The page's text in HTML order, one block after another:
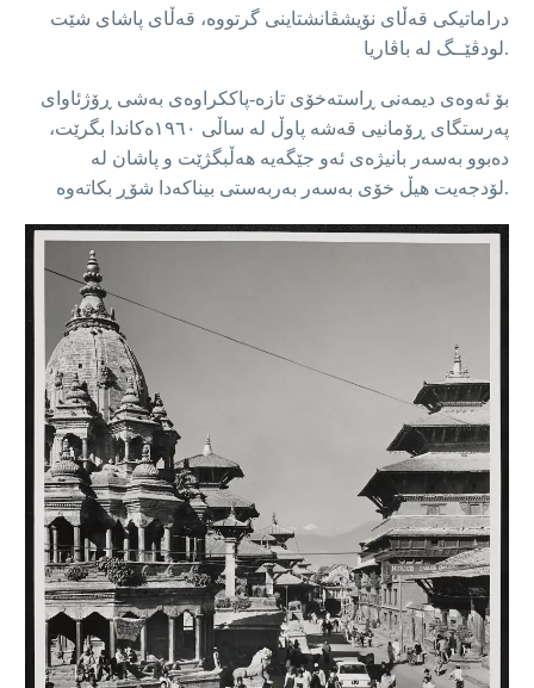
دراماتیکی قەڵای نۆیشڤانشتاینی گرتووە، قەڵای پاشای شێت
لودڤێــگ لە باڤاریا.
بۆ ئەوەی دیمەنی ڕاستەخۆی تازە-پاککراوەی بەشی ڕۆژئاوای
پەرستگای ڕۆمانیی قەشە پاوڵ لە ساڵی ١٩٦٠ەکاندا بگرێت،
دەبوو بەسەر بانیژەی ئەو جێگەیە هەڵبگژێت و پاشان لە
لۆدجەیت هیڵ خۆی بەسەر بەربەستی بیناکەدا شۆڕ بکاتەوە.